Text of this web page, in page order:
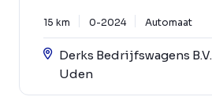
15 km 0-2024 Automaat
Derks Bedrijfswagens B.V.
Uden